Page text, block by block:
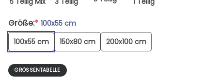
Größe:* 100x55 cm
100x55 cm
150x80 cm 200x100 cm
GRÖSSENTABELLE